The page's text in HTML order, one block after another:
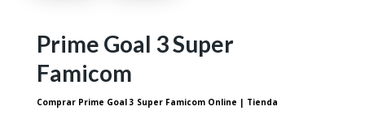
Prime Goal 3 Super
Famicom
Comprar Prime Goal 3 Super Famicom Online | Tienda